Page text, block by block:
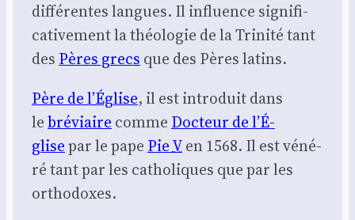
dif­fé­rentes langues. Il influence signi­fi­
ca­ti­ve­ment la théo­lo­gie de la Tri­ni­té tant
des Pères grecs que des Pères latins.
Père de l’É­glise, il est intro­duit dans
lebré­viaire comme Doc­teur de l’É­
glisepar le pape PieVen 1568. Il est véné­
ré tant par les catho­liques que par les
ortho­doxes.